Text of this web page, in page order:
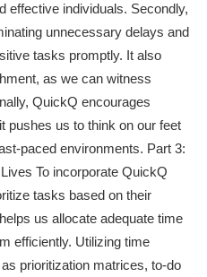
effective individuals. Secondly,
unnecessary delays and
tasks promptly. It also
as we can witness
QuickQ encourages
pushes us to think on our feet
paced environments. Part 3:
To incorporate QuickQ
tasks based on their
us allocate adequate time
efficiently. Utilizing time
prioritization matrices, to-do